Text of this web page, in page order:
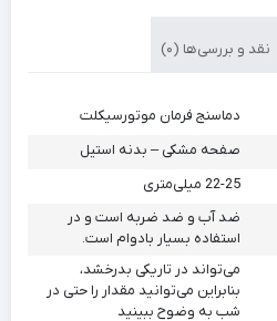
نقد و بررسی‌ها (0)
دماسنج فرمان موتورسیکلت
صفحه مشکی – بدنه استیل
22-25 میلی‌متری
ضد آب و ضد ضربه است و در
استفاده بسیار بادوام است.
می‌تواند در تاریکی بدرخشد،
بنابراین می‌توانید مقدار را حتی در
شب به وضوح ببینید